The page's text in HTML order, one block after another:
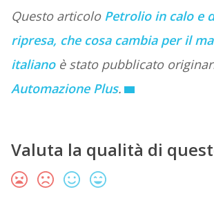
Questo articolo Petrolio in calo e
ripresa, che cosa cambia per il
italianoè stato pubblicato
Automazione Plus.
Valuta la qualità di